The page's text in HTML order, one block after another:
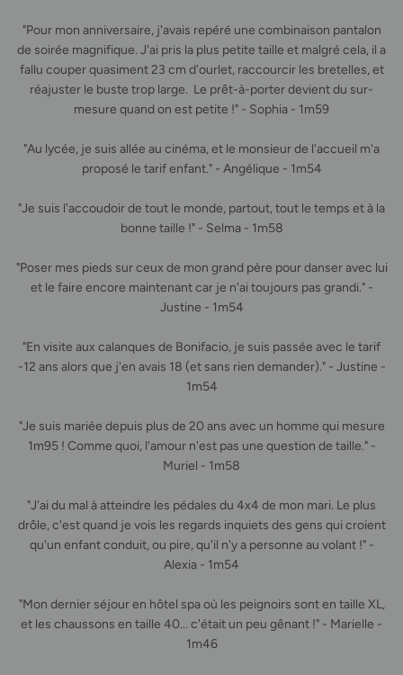
"Pour mon anniversaire, j'avais repéré une combinaison pantalon
de soirée magnifique. J'ai pris la plus petite taille et malgré cela, il a
fallu couper quasiment 23 cm d'ourlet, raccourcir les bretelles, et
réajuster le buste trop large. Le prêt-à-porter devient du sur-
mesure quand on est petite !" - Sophia - 1m59
"Au lycée, je suis allée au cinéma, et le monsieur de l'accueil m'a
proposé le tarif enfant." - Angélique - 1m54
"Je suis l'accoudoir de tout le monde, partout, tout le temps et à la
bonne taille !" - Selma - 1m58
"Poser mes pieds sur ceux de mon grand père pour danser avec lui
et le faire encore maintenant car je n'ai toujours pas grandi." -
Justine - 1m54
"En visite aux calanques de Bonifacio, je suis passée avec le tarif
-12 ans alors que j'en avais 18 (et sans rien demander)." - Justine -
1m54
"Je suis mariée depuis plus de 20 ans avec un homme qui mesure
1m95 ! Comme quoi, l'amour n'est pas une question de taille." -
Muriel - 1m58
"J'ai du mal à atteindre les pédales du 4x4 de mon mari. Le plus
drôle, c'est quand je vois les regards inquiets des gens qui croient
qu'un enfant conduit, ou pire, qu'il n'y a personne au volant !" -
Alexia - 1m54
"Mon dernier séjour en hôtel spa où les peignoirs sont en taille XL,
et les chaussons en taille 40... c'était un peu gênant !" - Marielle -
1m46